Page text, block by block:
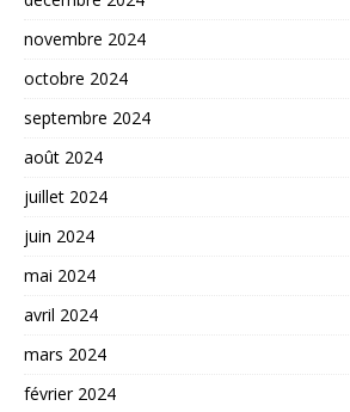
novembre 2024
octobre 2024
septembre 2024
août 2024
juillet 2024
juin 2024
mai 2024
avril 2024
mars 2024
février 2024